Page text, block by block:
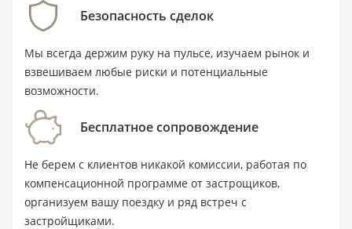
Ключевые характеристики
Тип:квартира, студия с 1 ванной
комнатой.
от 2 200 000 AED.
Статус:новостройка; передача
объекта — II квартал 2028 года.
Локация:
Безопасность сделок
Мы всегда держим руку на пульсе, изучаем рынок и
взвешиваем любые риски и потенциальные
возможности.
Бесплатное сопровождение
Не берем с клиентов никакой комиссии, работая по
компенсационной программе от застрощиков,
организуем вашу поездку и ряд встреч с
застройщиками.